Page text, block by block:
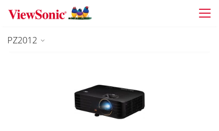
Skip to main content
PZ2012